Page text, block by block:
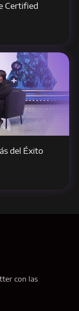
Certified
del Éxito
con las